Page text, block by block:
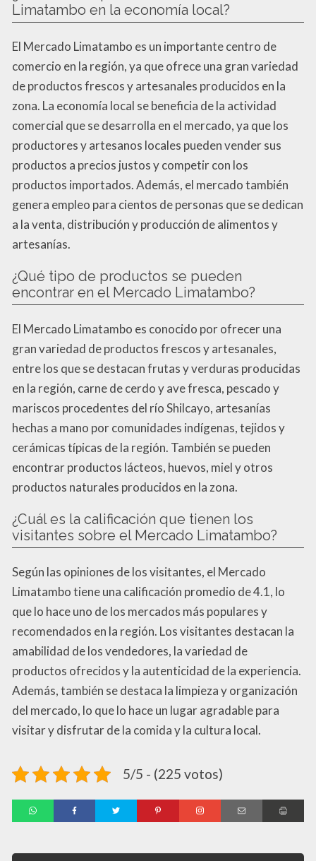
Limatambo en la economía local?
El Mercado Limatambo es un importante centro de
comercio en la región, ya que ofrece una gran variedad
de productos frescos y artesanales producidos en la
zona. La economía local se beneficia de la actividad
comercial que se desarrolla en el mercado, ya que los
productores y artesanos locales pueden vender sus
productos a precios justos y competir con los
productos importados. Además, el mercado también
genera empleo para cientos de personas que se dedican
a la venta, distribución y producción de alimentos y
artesanías.
¿Qué tipo de productos se pueden
encontrar en el Mercado Limatambo?
El Mercado Limatambo es conocido por ofrecer una
gran variedad de productos frescos y artesanales,
entre los que se destacan frutas y verduras producidas
en la región, carne de cerdo y ave fresca, pescado y
mariscos procedentes del río Shilcayo, artesanías
hechas a mano por comunidades indígenas, tejidos y
cerámicas típicas de la región. También se pueden
encontrar productos lácteos, huevos, miel y otros
productos naturales producidos en la zona.
¿Cuál es la calificación que tienen los
visitantes sobre el Mercado Limatambo?
Según las opiniones de los visitantes, el Mercado
Limatambo tiene una calificación promedio de 4.1, lo
que lo hace uno de los mercados más populares y
recomendados en la región. Los visitantes destacan la
amabilidad de los vendedores, la variedad de
productos ofrecidos y la autenticidad de la experiencia.
Además, también se destaca la limpieza y organización
del mercado, lo que lo hace un lugar agradable para
visitar y disfrutar de la comida y la cultura local.
5/5 - (225 votos)